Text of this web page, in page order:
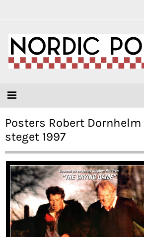
Posters Robert
steget 1997